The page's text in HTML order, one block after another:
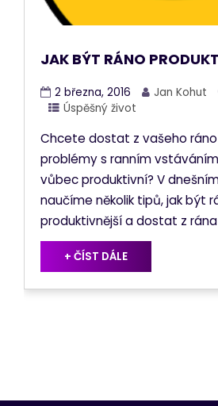
JAK BÝT RÁNO
2 března, 2016 Jan Kohut
Úspěšný život
Chcete dostat z vašeho ráno
problémy s ranním
vůbec produktivní? V
naučíme několik tipů, jak být
produktivnější a dostat z
+ ČÍST DÁLE